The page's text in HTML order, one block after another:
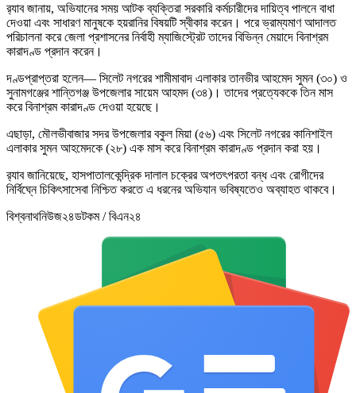
র‌্যাব জানায়, অভিযানের সময় আটক ব্যক্তিরা সরকারি কর্মচারীদের দায়িত্ব পালনে বাধা
দেওয়া এবং সাধারণ মানুষকে হয়রানির বিষয়টি স্বীকার করেন। পরে ভ্রাম্যমাণ আদালত
পরিচালনা করে জেলা প্রশাসনের নির্বাহী ম্যাজিস্ট্রেট তাদের বিভিন্ন মেয়াদে বিনাশ্রম
কারাদণ্ড প্রদান করেন।
দণ্ডপ্রাপ্তরা হলেন— সিলেট নগরের শামীমাবাদ এলাকার তানভীর আহমেদ সুমন (৩০) ও
সুনামগঞ্জের শান্তিগঞ্জ উপজেলার সায়েম আহমদ (৩৪)। তাদের প্রত্যেককে তিন মাস
করে বিনাশ্রম কারাদণ্ড দেওয়া হয়েছে।
এছাড়া, মৌলভীবাজার সদর উপজেলার বকুল মিয়া (৫৬) এবং সিলেট নগরের কানিশাইল
এলাকার সুমন আহমেদকে (২৮) এক মাস করে বিনাশ্রম কারাদণ্ড প্রদান করা হয়।
র‌্যাব জানিয়েছে, হাসপাতালকেন্দ্রিক দালাল চক্রের অপতৎপরতা বন্ধ এবং রোগীদের
নির্বিঘ্নে চিকিৎসাসেবা নিশ্চিত করতে এ ধরনের অভিযান ভবিষ্যতেও অব্যাহত থাকবে।
বিশ্বনাথনিউজ২৪ডটকম / বিএন২৪